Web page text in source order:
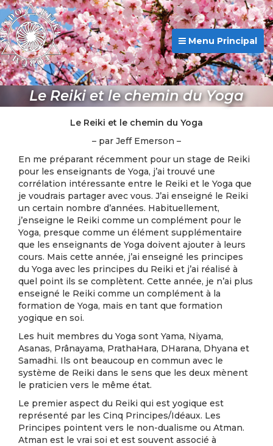
Menu Principal
Le Reiki et le chemin du Yoga
Le Reiki et le chemin du Yoga
– par Jeff Emerson –
En me préparant récemment pour un stage de Reiki
pour les enseignants de Yoga, j’ai trouvé une
corrélation intéressante entre le Reiki et le Yoga que
je voudrais partager avec vous. J’ai enseigné le Reiki
un certain nombre d’années. Habituellement,
j’enseigne le Reiki comme un complément pour le
Yoga, presque comme un élément supplémentaire
que les enseignants de Yoga doivent ajouter à leurs
cours. Mais cette année, j’ai enseigné les principes
du Yoga avec les principes du Reiki et j’ai réalisé à
quel point ils se complètent. Cette année, je n’ai plus
enseigné le Reiki comme un complément à la
formation de Yoga, mais en tant que formation
yogique en soi.
Les huit membres du Yoga sont Yama, Niyama,
Asanas, Prânayama, PrathaHara, DHarana, Dhyana et
Samadhi. Ils ont beaucoup en commun avec le
système de Reiki dans le sens que les deux mènent
le praticien vers le même état.
Le premier aspect du Reiki qui est yogique est
représenté par les Cinq Principes/Idéaux. Les
Principes pointent vers le non-dualisme ou Atman.
Atman est le vrai soi et est souvent associé à